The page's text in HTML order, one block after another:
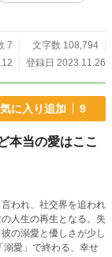
7
文字数 108,794
登録日 2023.11.26
に入り追加 9
当の愛はここ
われ、社交界を追われ
人生の再生となる。失
の溺愛と優しさが少し
愛」で終わる、幸せ